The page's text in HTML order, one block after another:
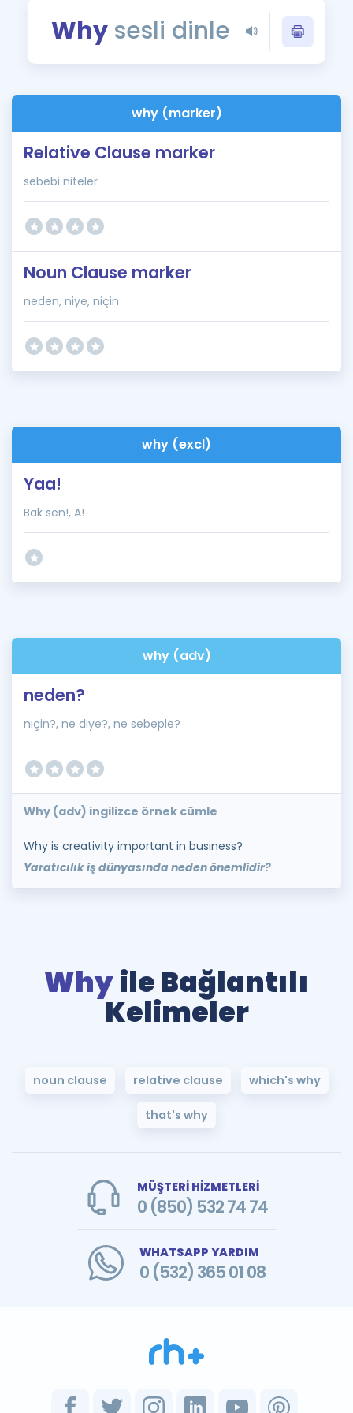
Rehberlik Aracı
Blog
İngilizce Gramer
Whysesli dinle
why (marker)
Relative Clause marker
sebebi niteler
Noun Clause marker
neden, niye, niçin
why (excl)
Yaa!
Bak sen!, A!
why (adv)
neden?
niçin?, ne diye?, ne sebeple?
Why (adv) ingilizce örnek cümle
Why is creativity important in business?
Yaratıcılık iş dünyasında neden önemlidir?
Whyile Bağlantılı
Kelimeler
noun clause relative clause which's why
that's why
MÜŞTERİ HİZMETLERİ
0 (850) 532 74 74
WHATSAPP YARDIM
0 (532) 365 01 08